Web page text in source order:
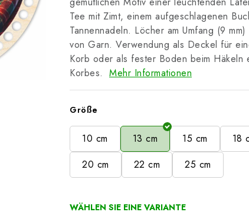
Tee mit Zimt, einem aufgeschlagenen
Tannennadeln. Löcher am Umfang (9
von Garn. Verwendung als Deckel für
Korb oder als fester Boden beim Häkeln
Korbes. Mehr Informationen
Größe
10 cm 13 cm 15 cm
18
20 cm
22 cm 25 cm